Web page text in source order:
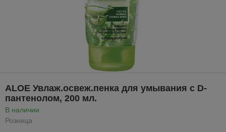
ALOE Увлаж.освеж.пенка для умывания с D-
пантенолом, 200 мл.
В наличии
Розница